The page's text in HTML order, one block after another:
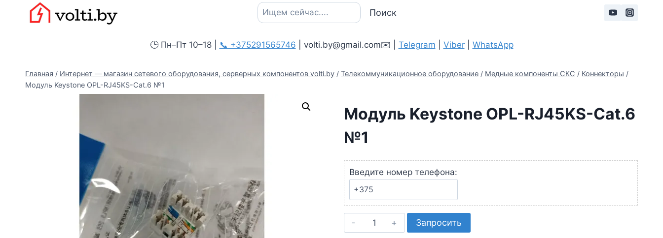
Перейти
Поиск
🕒 Пн–Пт 10–18 | 📞 +375291565746 | volti.by@gmail.com✉️ | Telegram Viber| WhatsApp
Главная / Интернет — магазин сетевого оборудования, серверных компонентов volti.by / Телекоммуникационное оборудование / Медные компоненты СКС / Коннекторы /
Модуль Keystone OPL-RJ45KS-Cat.6 №1
Модуль Keystone OPL-RJ45KS-Cat.6
№1
Введите номер телефона:
Количество
товара
Запросить